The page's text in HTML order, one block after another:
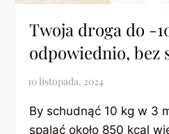
Twoja droga do -
odpowiednio, bez
By schudnąć 10 kg w 3
spalać około 850 kcal